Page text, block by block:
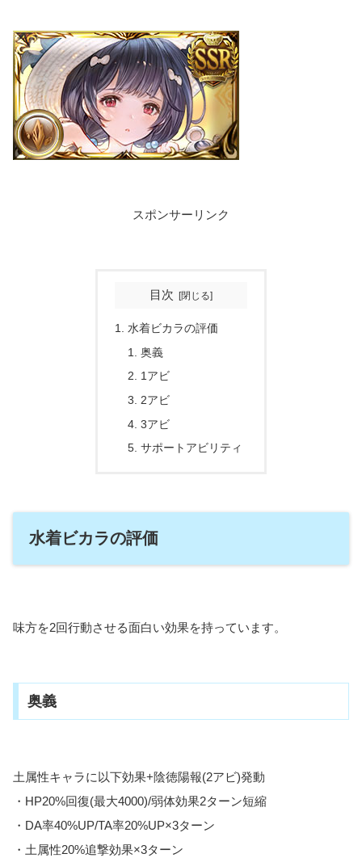
スポンサーリンク
目次
水着ビカラの評価
奥義
1アビ
2アビ
3アビ
サポートアビリティ
水着ビカラの評価
味方を2回行動させる面白い効果を持っています。
奥義
土属性キャラに以下効果+陰徳陽報(2アビ)発動
・HP20%回復(最大4000)/弱体効果2ターン短縮
・DA率40%UP/TA率20%UP×3ターン
・土属性20%追撃効果×3ターン